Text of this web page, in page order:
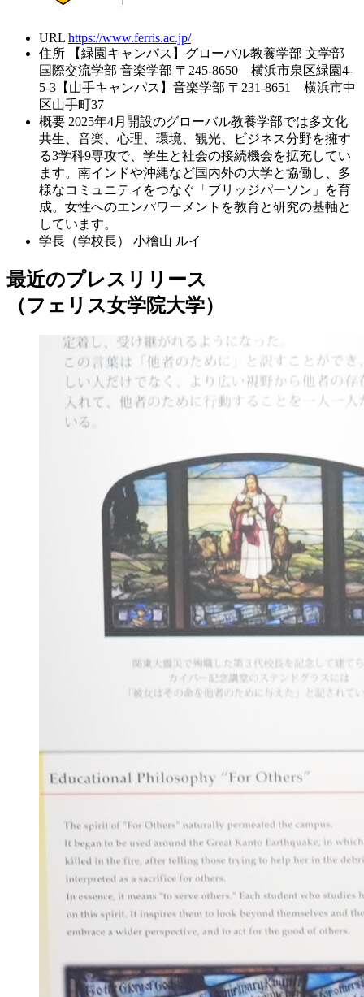
URL https://www.ferris.ac.jp/
住所
【緑園キャンパス】グローバル教養学部 文学部
国際交流学部 音楽学部 〒245-8650 横浜市泉区緑園4-
5-3【山手キャンパス】音楽学部 〒231-8651 横浜市中
区山手町37
概要 2025年4月開設のグローバル教養学部では多文化
共生、音楽、心理、環境、観光、ビジネス分野を擁す
る3学科9専攻で、学生と社会の接続機会を拡充してい
ます。南インドや沖縄など国内外の大学と協働し、多
様なコミュニティをつなぐ「ブリッジパーソン」を育
成。女性へのエンパワーメントを教育と研究の基軸と
しています。
学長（学校長）
小檜山 ルイ
最近のプレスリリース
（フェリス女学院大学）